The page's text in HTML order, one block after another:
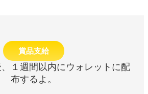
賞品支給
１週間以内にウォレットに配
布するよ。